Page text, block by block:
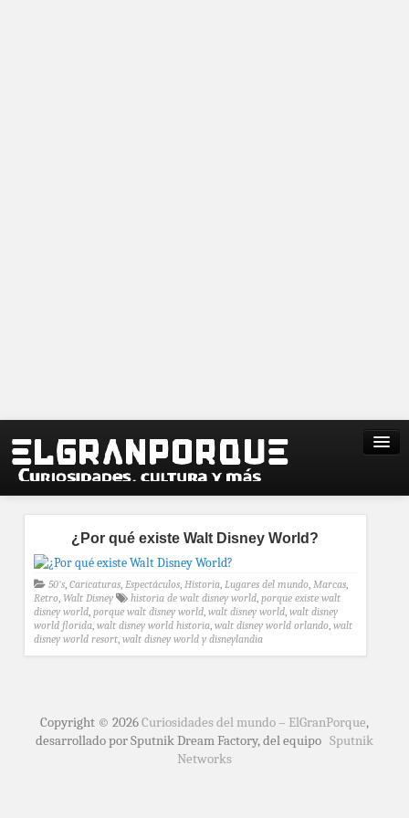
¿Por qué existe Walt Disney World?
50's, Caricaturas, Espectáculos, Historia, Lugares del mundo, Marcas,
Retro, Walt Disney historia de walt disney world, porque existe walt
disney world, porque walt disney world, walt disney world, walt disney
world florida, walt disney world historia, walt disney world orlando, walt
disney world resort, walt disney world y disneylandia
Copyright © 2026Curiosidades del mundo – ElGranPorque,
desarrollado por Sputnik Dream Factory, del equipo Sputnik
Networks